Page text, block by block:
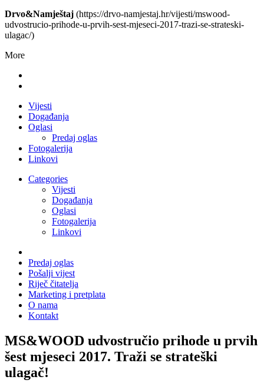
Drvo&Namještaj (https://drvo-namjestaj.hr/vijesti/mswood-
udvostrucio-prihode-u-prvih-sest-mjeseci-2017-trazi-se-strateski-
ulagac/)
More
Vijesti
Događanja
Oglasi
Predaj oglas
Fotogalerija
Linkovi
Categories
Vijesti
Događanja
Oglasi
Fotogalerija
Linkovi
Predaj oglas
Pošalji vijest
Riječ čitatelja
Marketing i pretplata
O nama
Kontakt
MS&WOOD udvostručio prihode u prvih
šest mjeseci 2017. Traži se strateški
ulagač!